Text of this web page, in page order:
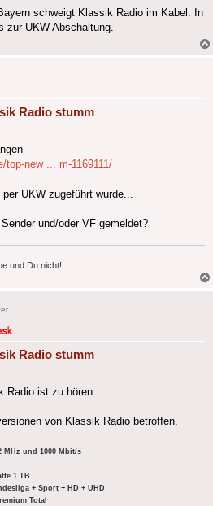
schweigt Klassik Radio im Kabel. In
zur UKW Abschaltung.
Radio stumm
top-new ... m-1169111/
UKW zugeführt wurde...
und/oder VF gemeldet?
und Du nicht!
Radio stumm
Radio ist zu hören.
von Klassik Radio betroffen.
MHz und 1000 Mbit/s
1 TB
+ Sport + HD + UHD
Total